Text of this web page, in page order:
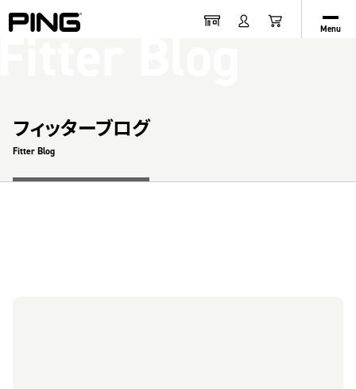
Menu
Blog
フィッターブログ
Fitter Blog